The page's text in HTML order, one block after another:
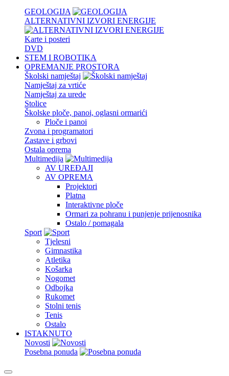
GEOLOGIJA
ALTERNATIVNI IZVORI ENERGIJE
Karte i posteri
DVD
STEM I ROBOTIKA
OPREMANJE PROSTORA
Školski namještaj
Namještaj za vrtiće
Namještaj za urede
Stolice
Školske ploče, panoi, oglasni ormarići
Ploče i panoi
Zvona i programatori
Zastave i grbovi
Ostala oprema
Multimedija
AV UREĐAJI
AV OPREMA
Projektori
Platna
Interaktivne ploče
Ormari za pohranu i punjenje prijenosnika
Ostalo / pomagala
Sport
Tjelesni
Gimnastika
Atletika
Košarka
Nogomet
Odbojka
Rukomet
Stolni tenis
Tenis
Ostalo
ISTAKNUTO
Novosti
Posebna ponuda